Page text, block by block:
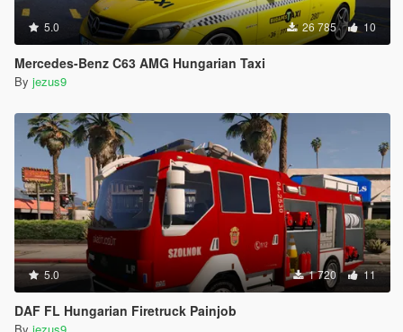
5.0 26 785 10
Mercedes-Benz C63 AMG Hungarian Taxi
By jezus9
5.0 1 720 11
DAF FL Hungarian Firetruck Painjob